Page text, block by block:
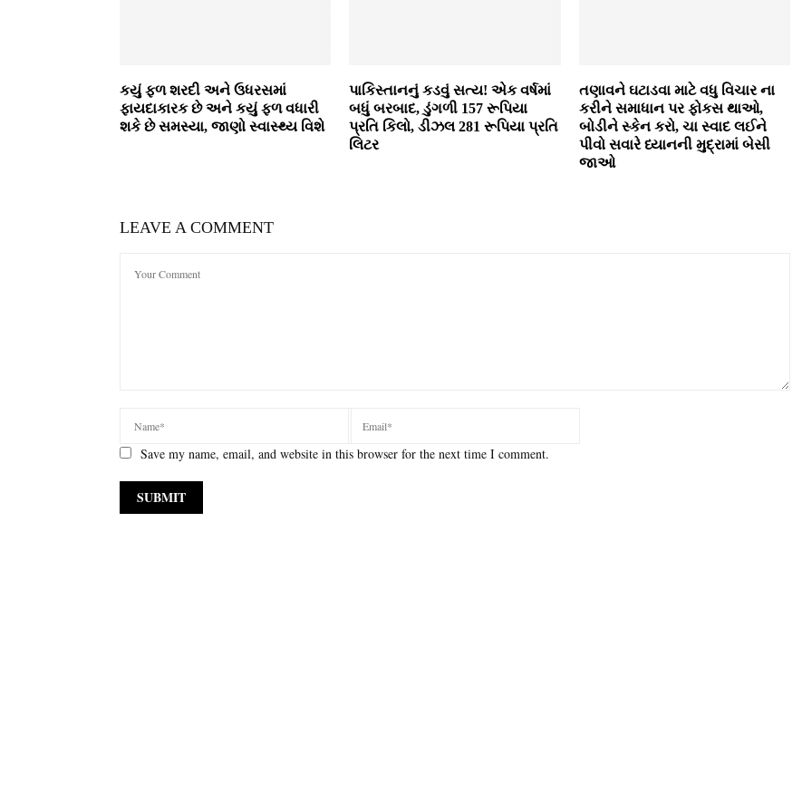
કયું ફળ શરદી અને ઉધરસમાં
ફાયદાકારક છે અને કયું ફળ વધારી
શકે છે સમસ્યા, જાણો સ્વાસ્થ્ય વિશે
પાકિસ્તાનનું કડવું સત્ય! એક વર્ષમાં
બધું બરબાદ, ડુંગળી 157 રૂપિયા
પ્રતિ કિલો, ડીઝલ 281 રૂપિયા પ્રતિ
લિટર
તણાવને ઘટાડવા માટે વધુ વિચાર ના
કરીને સમાધાન પર ફોકસ થાઓ,
બોડીને સ્કેન કરો, ચા સ્વાદ લઈને
પીવો સવારે ધ્યાનની મુદ્રામાં બેસી
જાઓ
LEAVE A COMMENT
Save my name, email, and website in this browser for the next time I comment.